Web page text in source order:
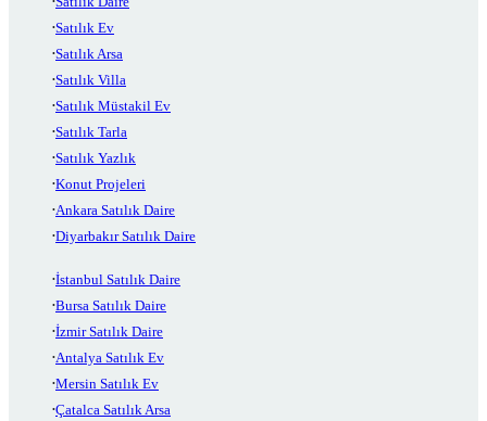
Satılık Ev
Satılık Arsa
Satılık Villa
Satılık Müstakil Ev
Satılık Tarla
Satılık Yazlık
Konut Projeleri
Ankara Satılık Daire
Diyarbakır Satılık Daire
İstanbul Satılık Daire
Bursa Satılık Daire
İzmir Satılık Daire
Antalya Satılık Ev
Mersin Satılık Ev
Çatalca Satılık Arsa